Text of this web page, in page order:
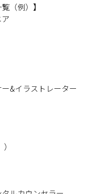
（例）】
&イラストレーター